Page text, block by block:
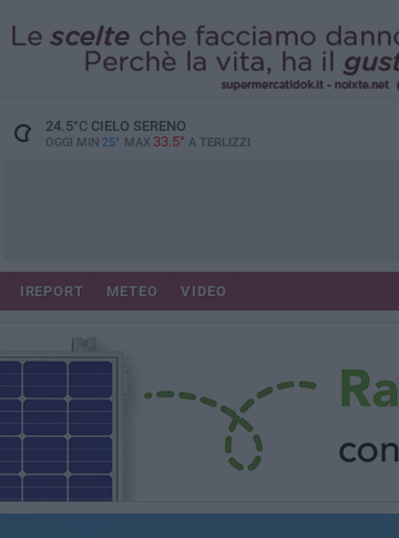
24.5°CCIELO SERENO
OGGI MIN 25° MAX 33.5° A TERLIZZI
IREPORT METEO VIDEO